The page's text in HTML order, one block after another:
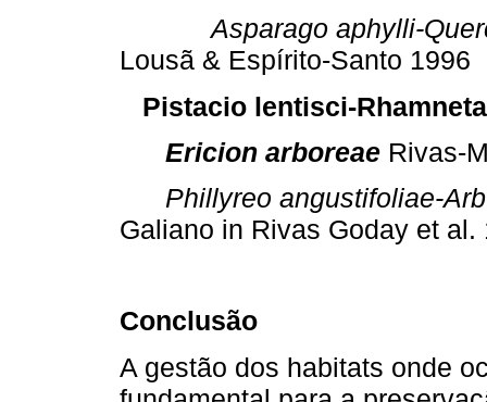
Asparago aphylli-
Lousã & Espírito-Santo 1996
Pistacio lentisci-
Ericion arboreae Rivas-
Phillyreo angustifoliae-
Galiano in Rivas Goday et al.
Conclusão
A gestão dos habitats onde